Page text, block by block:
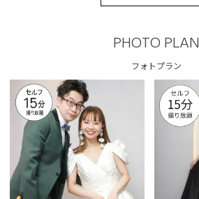
PHOTO PLAN
フォトプラン